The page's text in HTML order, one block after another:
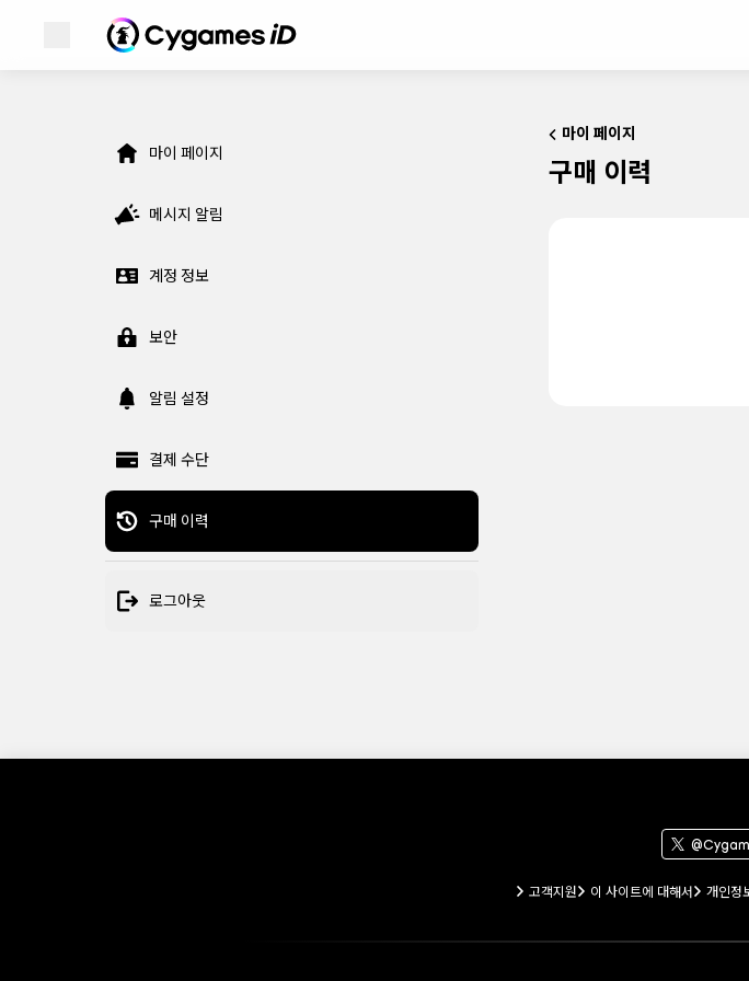
메뉴 열기
Cygames ID
Games
News
이 사이트에 대해서
마이 페이지
구매 이력
마이 페이지
메시지 알림
계정 정보
보안
알림 설정
결제 수단
구매 이력
로그아웃
고객지원 이 사이트에 대해서 개인정